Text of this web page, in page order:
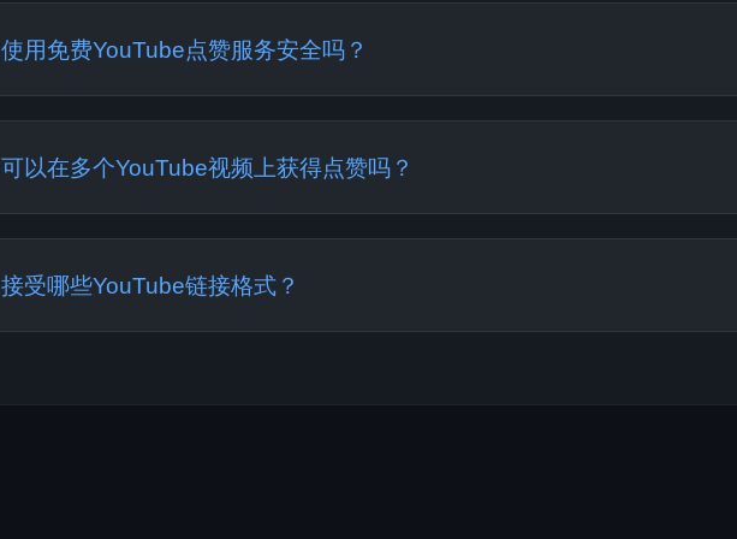
使用免费YouTube点赞服务安全吗？
您的视频是公开的。
可以在多个YouTube视频上获得点赞吗？
接受哪些YouTube链接格式？